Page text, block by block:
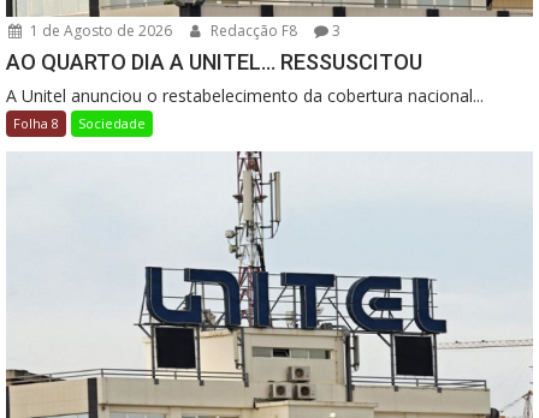
1 de Agosto de 2026 Redacção F8 3
AO QUARTO DIA A UNITEL… RESSUSCITOU
A Unitel anunciou o restabelecimento da cobertura nacional...
Folha 8 Sociedade